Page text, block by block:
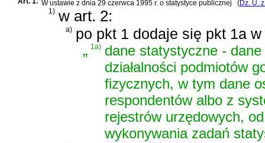
Wustawie z dnia 29 czerwca 1995 r. o statystyce publicznej (Dz. U.
1) w art. 2:
a) po pkt 1 dodaje się pkt 1a
„1a) dane statystyczne -
działalności podmiotów
fizycznych, w tym dane
respondentów albo z
rejestrów urzędowych,
wykonywania zadań